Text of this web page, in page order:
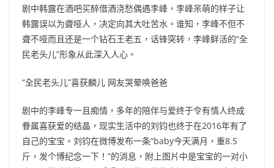
剧中韩露在酒吧买醉借酒浇愁偶遇李峰，李峰呆萌的样子让
韩露误以为聋哑人，决定向其大吐苦水。谁知，李峰不但不
聋不哑而且还是一个钻石王老五，话锋突转，李峰鲜活的“全
民老头儿”形象从此深入人心。
“全民老头儿”喜获麟儿 网友哭晕唤爸爸
剧中的李峰专一且痴情，多年的陪伴与爱终于令有情人终成
眷属喜获爱的结晶，现实生活中的刘钧也终于在2016年有了
自己的宝宝。刘钧在微博发布一条“baby今天满月，重8.5
斤，发个博纪念一下！”的消息，附上图片中是宝宝的一对小